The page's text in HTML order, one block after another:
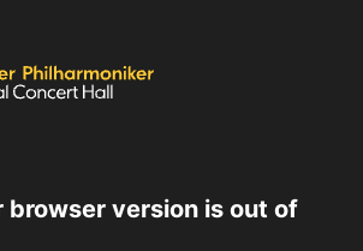
browser version is out of